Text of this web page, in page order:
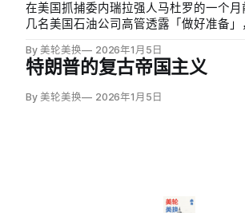
在美国抓捕委内瑞拉强人马杜罗的一个
几名美国石油公司高管透露「做好准备」
但这一暗示揭示了石油在其委内瑞拉政策
By 美轮美换 2026年1月5日
特朗普的复古帝国主义
By 美轮美换 2026年1月5日